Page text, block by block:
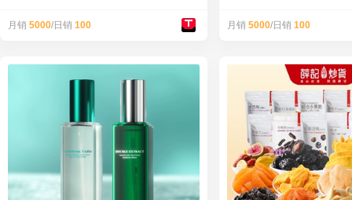
月销 5000/日销 100 月销 5000/日销 100